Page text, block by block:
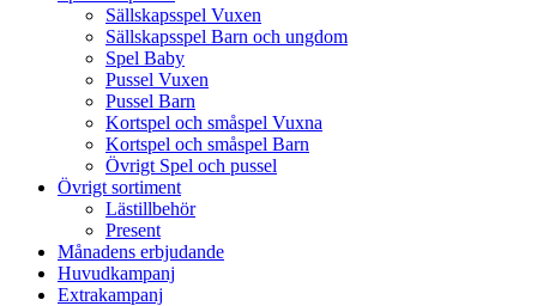
Sällskapsspel Vuxen
Sällskapsspel Barn och ungdom
Spel Baby
Pussel Vuxen
Pussel Barn
Kortspel och småspel Vuxna
Kortspel och småspel Barn
Övrigt Spel och pussel
Övrigt sortiment
Lästillbehör
Present
Månadens erbjudande
Huvudkampanj
Extrakampanj